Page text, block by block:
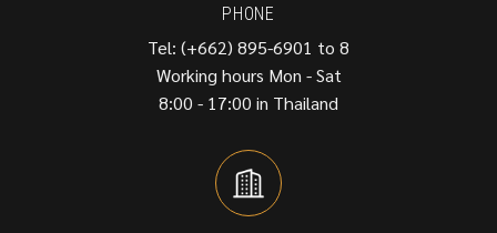
PHONE
Tel: (+662) 895-6901 to 8
Working hours Mon - Sat
8:00 - 17:00 in Thailand